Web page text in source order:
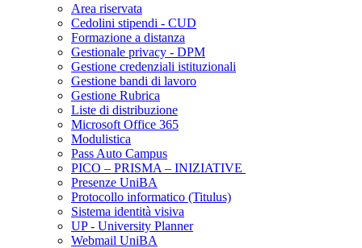
Area riservata
Cedolini stipendi - CUD
Formazione a distanza
Gestionale privacy - DPM
Gestione credenziali istituzionali
Gestione bandi di lavoro
Gestione Rubrica
Liste di distribuzione
Microsoft Office 365
Modulistica
Pass Auto Campus
PICO – PRISMA – INIZIATIVE
Presenze UniBA
Protocollo informatico (Titulus)
Sistema identità visiva
UP - University Planner
Webmail UniBA